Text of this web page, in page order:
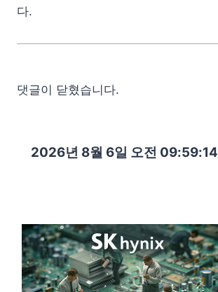
다.
댓글이 닫혔습니다.
2026년 8월 6일 오전 09:59:16